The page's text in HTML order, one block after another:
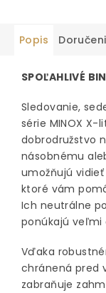
Popis
SPOĽAHLIVÉ
Sledovanie,
série MINOX X-
dobrodružstvo
násobnému
umožňujú
ktoré vám
Ich neutrálne
ponúkajú veľmi
Vďaka
chránená pred
zabraňuje